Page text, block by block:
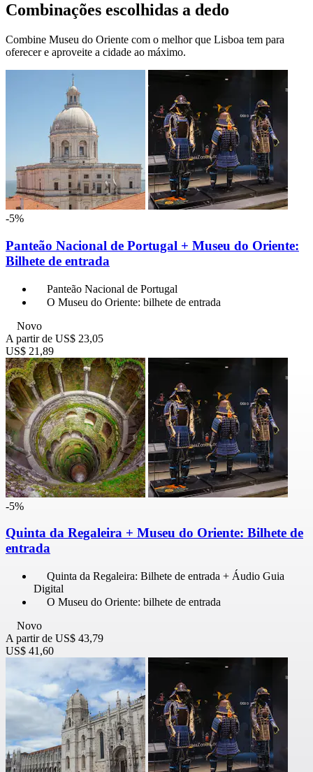
Combinações escolhidas a dedo
Combine Museu do Oriente com o melhor que Lisboa tem para
oferecer e aproveite a cidade ao máximo.
-5%
Panteão Nacional de Portugal + Museu do Oriente:
Bilhete de entrada
Panteão Nacional de Portugal
O Museu do Oriente: bilhete de entrada
Novo
A partir de US$ 23,05
US$ 21,89
-5%
Quinta da Regaleira + Museu do Oriente: Bilhete de
entrada
Quinta da Regaleira: Bilhete de entrada + Áudio Guia
Digital
O Museu do Oriente: bilhete de entrada
Novo
A partir de US$ 43,79
US$ 41,60